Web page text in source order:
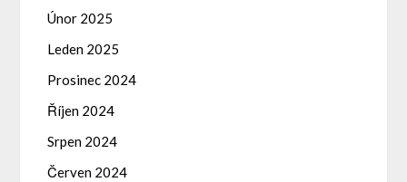
Únor 2025
Leden 2025
Prosinec 2024
Říjen 2024
Srpen 2024
Červen 2024